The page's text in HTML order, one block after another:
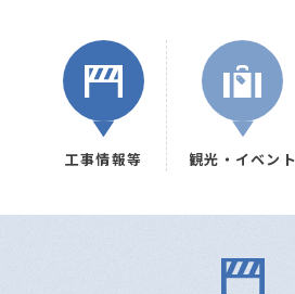
工事情報等 観光・イベント